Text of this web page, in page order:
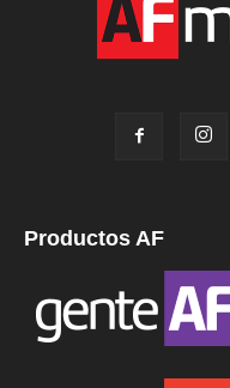
Productos AF